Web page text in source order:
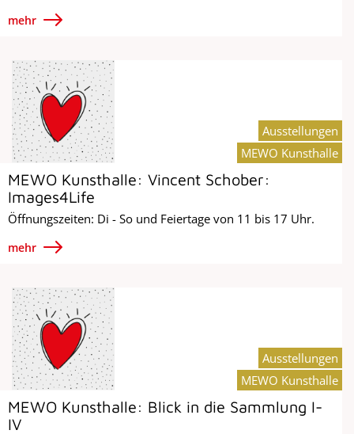
mehr
MEWO Kunsthalle: Vincent Schober:
Images4Life
Öffnungszeiten: Di - So und Feiertage von 11 bis 17 Uhr.
mehr
Ausstellungen
MEWO Kunsthalle
MEWO Kunsthalle: Blick in die Sammlung I-
IV
Ausstellungen
MEWO Kunsthalle